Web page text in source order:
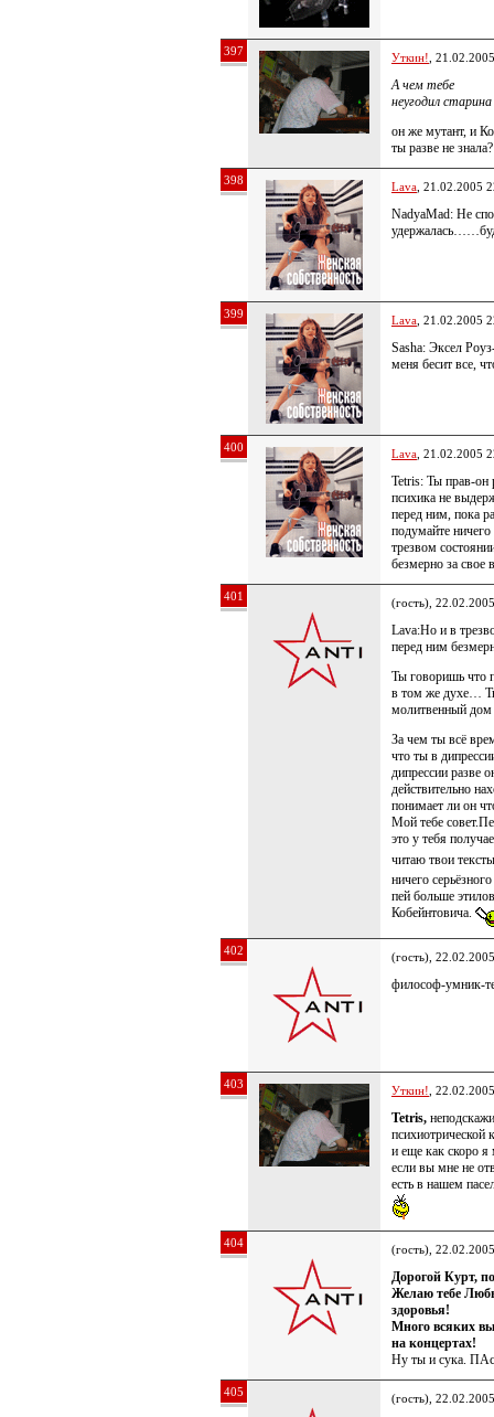
397 Уткин! ,
А чем тебе
неугодил
он же мутант, и
ты разве не знала?
398 Lava , 21.02.2005
NadyaMad: Не
399 Lava , 21.02.2005
Sasha: Эксел
меня бесит все,
400 Lava , 21.02.2005
Tetris: Ты прав-
психика не
перед ним, пока
подумайте
трезвом
безмерно за свое
401 (гость),
Lava:Но и в
перед ним
Ты говоришь что
в том же духе…
молитвенный
За чем ты всё
что ты в
дипрессии разве
действительно
понимает ли он
Мой тебе
это у тебя
читаю твои
ничего
пей больше
Кобейнтовича.
402 (гость),
философ-умник-
403 Уткин! ,
Tetris,
психиотрической
и еще как скоро я
если вы мне не
есть в нашем
404 (гость),
Дорогой Курт,
Желаю тебе
здоровья!
Много всяких
на концертах!
Ну ты и сука.
405 (гость),